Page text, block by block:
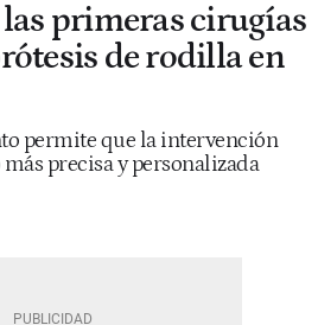
primeras cirugías
de rodilla en
permite que la intervención
precisa y personalizada